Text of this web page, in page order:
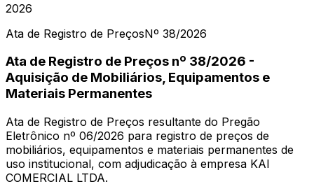
2026
Ata de Registro de PreçosNº 38/2026
Ata de Registro de Preços nº 38/2026 -
Aquisição de Mobiliários, Equipamentos e
Materiais Permanentes
Ata de Registro de Preços resultante do Pregão
Eletrônico nº 06/2026 para registro de preços de
mobiliários, equipamentos e materiais permanentes de
uso institucional, com adjudicação à empresa KAI
COMERCIAL LTDA.